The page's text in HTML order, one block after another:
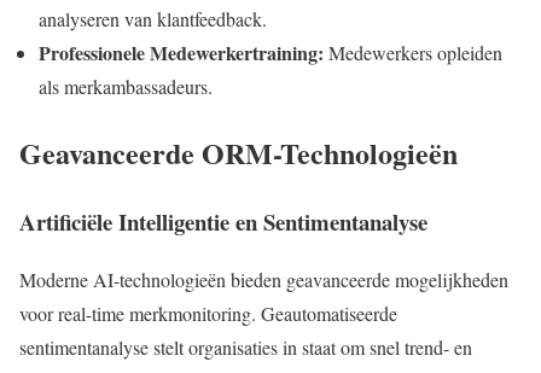
analyseren van klantfeedback.
Professionele Medewerkertraining: Medewerkers opleiden
als merkambassadeurs.
Geavanceerde ORM-Technologieën
Artificiële Intelligentie en Sentimentanalyse
Moderne AI-technologieën bieden geavanceerde mogelijkheden
voor real-time merkmonitoring. Geautomatiseerde
sentimentanalyse stelt organisaties in staat om snel trend- en